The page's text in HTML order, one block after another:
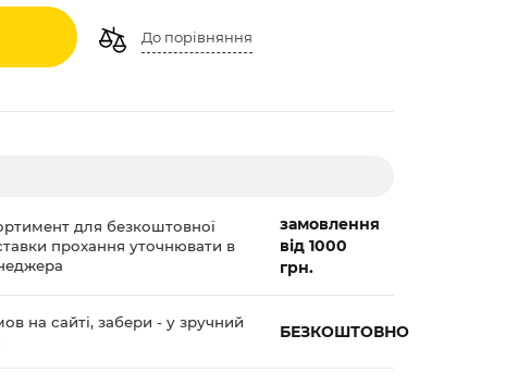
До порівняння
для безкоштовної
прохання уточнювати в
замовлення
від 1000
грн.
на сайті, забери - у зручний
БЕЗКОШТОВНО